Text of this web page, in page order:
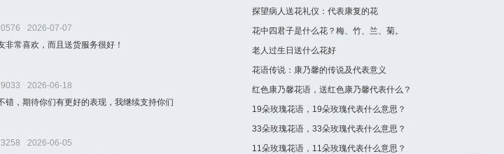
2026-07-07
非常喜欢，而且送货服务很好！
2026-06-18
错，期待你们有更好的表现，我继续支持你们
2026-06-05
探望病人送花礼仪：代表康复的花
花中四君子是什么花？梅、竹、兰、菊。
老人过生日送什么花好
花语传说：康乃馨的传说及代表意义
红色康乃馨花语，送红色康乃馨代表什么？
19朵玫瑰花语，19朵玫瑰代表什么意思？
33朵玫瑰花语，33朵玫瑰代表什么意思？
11朵玫瑰花语，11朵玫瑰代表什么意思？